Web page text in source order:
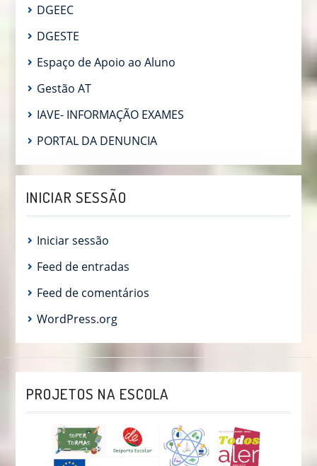
DGEEC
DGESTE
Espaço de Apoio ao Aluno
Gestão AT
IAVE- INFORMAÇÃO EXAMES
PORTAL DA DENUNCIA
INICIAR SESSÃO
Iniciar sessão
Feed de entradas
Feed de comentários
WordPress.org
PROJETOS NA ESCOLA